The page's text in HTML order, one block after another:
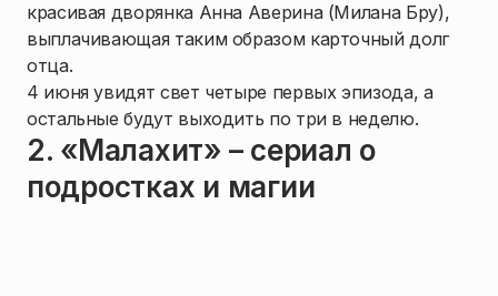
красивая дворянка Анна Аверина (Милана Бру),
выплачивающая таким образом карточный долг
отца.
4 июня увидят свет четыре первых эпизода, а
остальные будут выходить по три в неделю.
2. «Малахит» – сериал о
подростках и магии